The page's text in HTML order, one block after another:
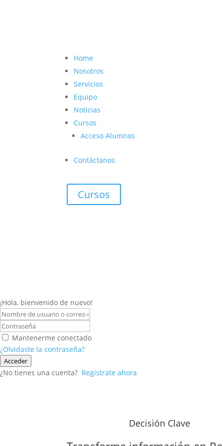
Home
Nosotros
Servicios
Equipo
Noticias
Cursos
Acceso Alumnos
Contáctanos
Cursos
¡Hola, bienvenido de nuevo!
Mantenerme conectado
¿Olvidaste la contraseña?
Acceder
¿No tienes una cuenta? Regístrate ahora
Decisión Clave